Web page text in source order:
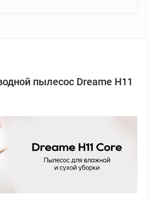
пылесос Dreame H11